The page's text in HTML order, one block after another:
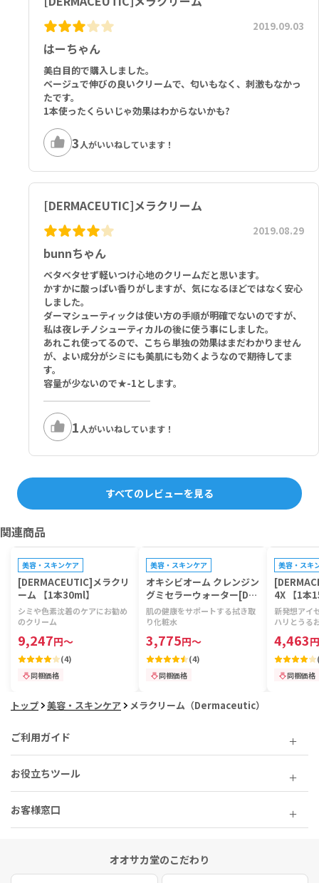
はーちゃん
2019.09.03
美白目的で購入しました。
ベージュで伸びの良いクリームで、匂いもなく、刺激もなかっ
たです。
1本使ったくらいじゃ効果はわからないかも?
3 人がいいねしています！
[DERMACEUTIC]メラクリーム
bunnちゃん
2019.08.29
ベタベタせず軽いつけ心地のクリームだと思います。
かすかに酸っぱい香りがしますが、気になるほどではなく安心
しました。
ダーマシューティックは使い方の手順が明確でないのですが、
私は夜レチノシューティカルの後に使う事にしました。
あれこれ使ってるので、こちら単独の効果はまだわかりません
が、よい成分がシミにも美肌にも効くようなので期待してま
す。
容量が少ないので★-1とします。
1 人がいいねしています！
すべてのレビューを見る
関連商品
プレゼントキャンペーン対象
美容・スキンケア
[DERMACEUTIC]メラクリ
ーム 【1本30ml】
シミや色素沈着のケアにお勧め
のクリーム
9,247円～
(4)
同梱価格
美容・スキンケア
オキシビオーム クレンジン
グミセラーウォーター[DE
RMACEUTIC] 【1本400m
l】
肌の健康をサポートする拭き取
り化粧水
3,775円～
(4)
同梱価格
美容・スキ
4X 【1本
新発想アイ
ハリとうる
4,463円
同梱価格
トップ 美容・スキンケア メラクリーム（Dermaceutic）
ご利用ガイド
お役立ちツール
お客様窓口
オオサカ堂のこだわり